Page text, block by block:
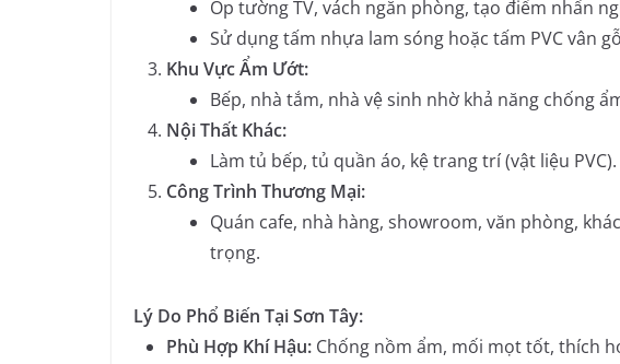
Ốp tường TV, vách ngăn phòng, tạo điểm nhấn
Sử dụng tấm nhựa lam sóng hoặc tấm PVC vân
Khu Vực Ẩm Ướt:
Bếp, nhà tắm, nhà vệ sinh nhờ khả năng chống
Nội Thất Khác:
Làm tủ bếp, tủ quần áo, kệ trang trí (vật liệu PVC).
Công Trình Thương Mại:
Quán cafe, nhà hàng, showroom, văn phòng,
trọng.
Lý Do Phổ Biến Tại Sơn Tây:
Phù Hợp Khí Hậu: Chống nồm ẩm, mối mọt tốt, thích